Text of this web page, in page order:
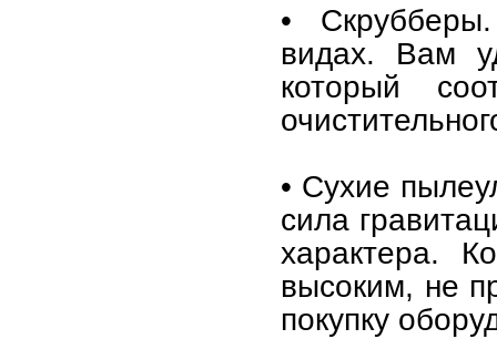
•
видах. Вам
который
• Сухие
сила
характера.
высоким, не
покупку